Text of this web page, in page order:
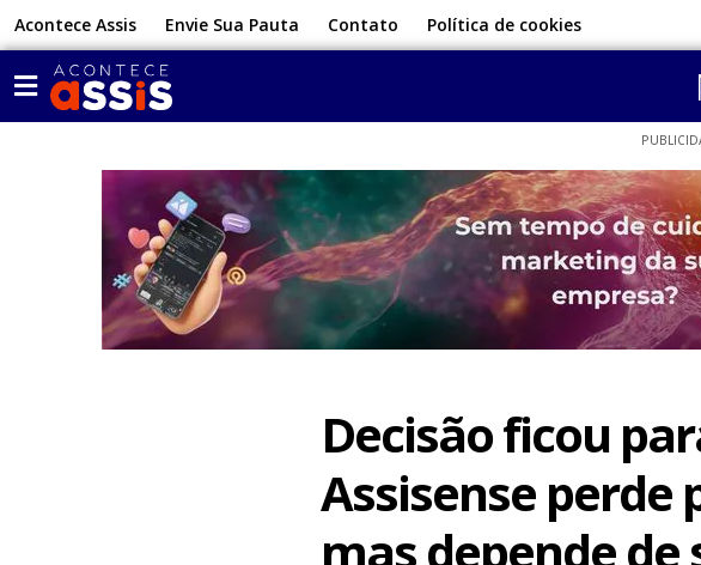
Acontece Assis Envie Sua Pauta Contato Política de cookies
Decisão ficou
Assisense perde
mas depende de